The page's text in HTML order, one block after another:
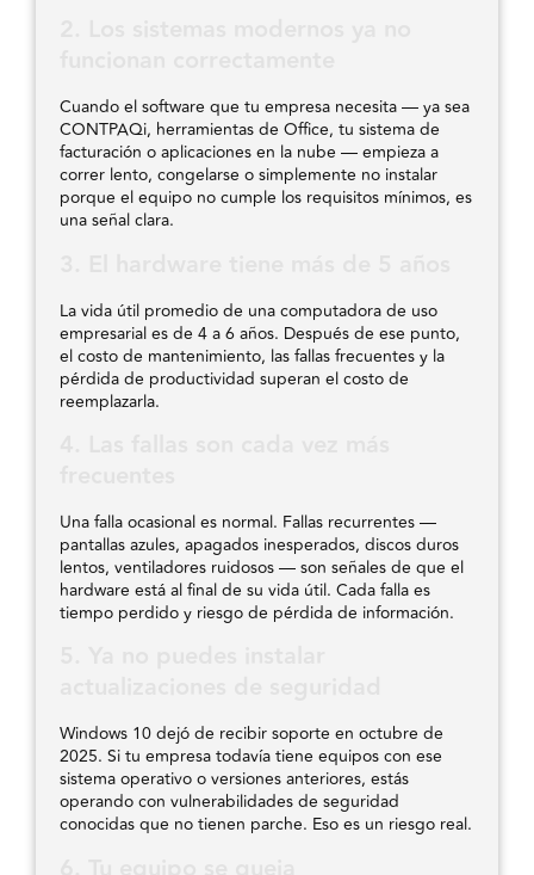
Cuando el software que tu empresa necesita — ya sea
CONTPAQi, herramientas de Office, tu sistema de
facturación o aplicaciones en la nube — empieza a
correr lento, congelarse o simplemente no instalar
porque el equipo no cumple los requisitos mínimos, es
una señal clara.
La vida útil promedio de una computadora de uso
empresarial es de 4 a 6 años. Después de ese punto,
el costo de mantenimiento, las fallas frecuentes y la
pérdida de productividad superan el costo de
reemplazarla.
Una falla ocasional es normal. Fallas recurrentes —
pantallas azules, apagados inesperados, discos duros
lentos, ventiladores ruidosos — son señales de que el
hardware está al final de su vida útil. Cada falla es
tiempo perdido y riesgo de pérdida de información.
Windows 10 dejó de recibir soporte en octubre de
2025. Si tu empresa todavía tiene equipos con ese
sistema operativo o versiones anteriores, estás
operando con vulnerabilidades de seguridad
conocidas que no tienen parche. Eso es un riesgo real.